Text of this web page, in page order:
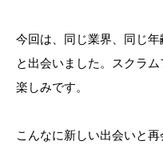
今回は、同じ業界、同じ
と出会いました。スクラ
楽しみです。
こんなに新しい出会いと